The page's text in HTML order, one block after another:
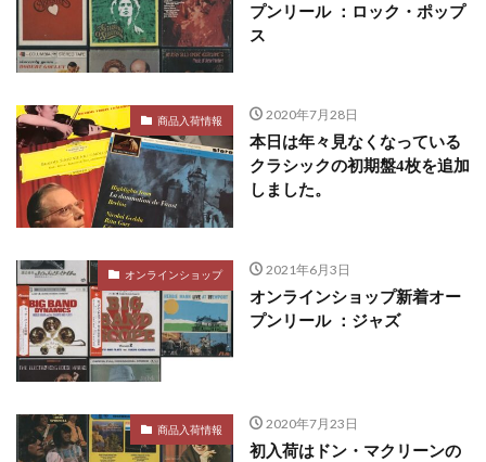
プンリール ：ロック・ポップ
ス
商品入荷情報 2020年7月28日
本日は年々見なくなっている
クラシックの初期盤4枚を追加
しました。
オンラインショップ 2021年6月3日
オンラインショップ新着オー
プンリール ：ジャズ
商品入荷情報 2020年7月23日
初入荷はドン・マクリーンの